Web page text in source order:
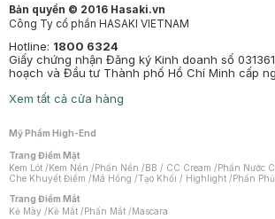
Bản quyền © 2016 Hasaki.vn
Công Ty cổ phần HASAKI VIETNAM
Hotline: 1800 6324
Giấy chứng nhận Đăng ký Kinh doanh số
hoạch và Đầu tư Thành phố Hồ Chí Minh cấp
Xem tất cả cửa hàng
Mỹ Phẩm High-End
Trang Điểm Mặt
Kem Lót /Kem Nền /Phấn Nền /BB / CC Cream /Phấn Nước
Che Khuyết Điểm /Má Hồng /Tạo Khối / Highlight /Phấn Phủ
Trang Điểm Mắt
Kẻ Mày /Kẻ Mắt /Phấn Mắt /Mascara